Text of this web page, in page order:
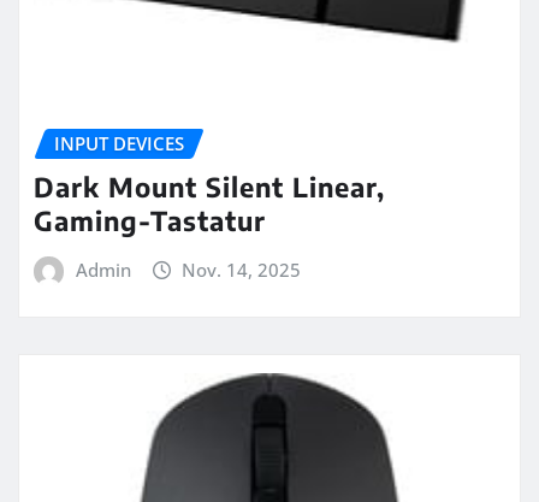
INPUT DEVICES
Dark Mount Silent Linear,
Gaming-Tastatur
Admin Nov. 14, 2025